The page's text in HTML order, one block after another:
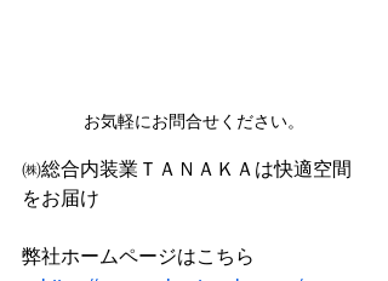
お気軽にお問合せください。
㈱総合内装業ＴＡＮＡＫＡは快適空間
をお届け
弊社ホームページはこちら